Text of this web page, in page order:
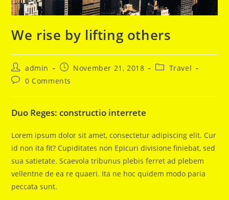
We rise by lifting others
Post
author:
admin
Post
published:
November 21, 2018
PostTravel
Post0 Comments
Duo Reges: constructio interrete
Lorem ipsum dolor sit amet, consectetur adipiscing elit. Cur
id non ita fit? Cupiditates non Epicuri divisione finiebat, sed
sua satietate. Scaevola tribunus plebis ferret ad plebem
vellentne de ea re quaeri. Ita ne hoc quidem modo paria
peccata sunt.